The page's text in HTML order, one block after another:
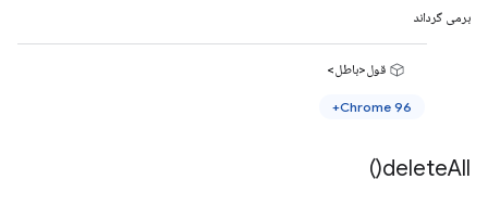
برمی گرداند
قول<باطل>
Chrome 96+
deleteAll(
)